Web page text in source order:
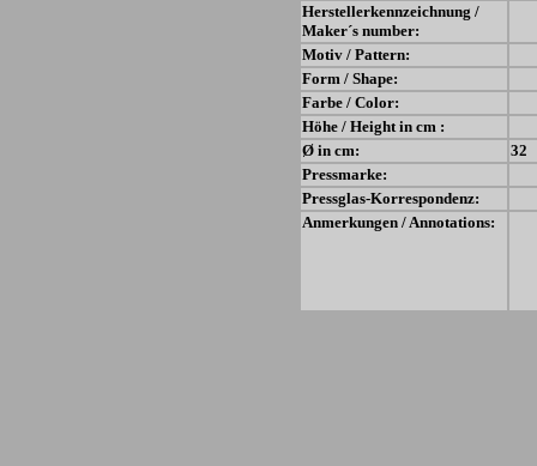
Herstellerkennzeichnung /
Maker´s number:
Motiv / Pattern:
Form / Shape:
Farbe / Color:
Höhe / Height in cm :
Ø in cm:
32
Pressmarke:
Pressglas-Korrespondenz:
Anmerkungen / Annotations: